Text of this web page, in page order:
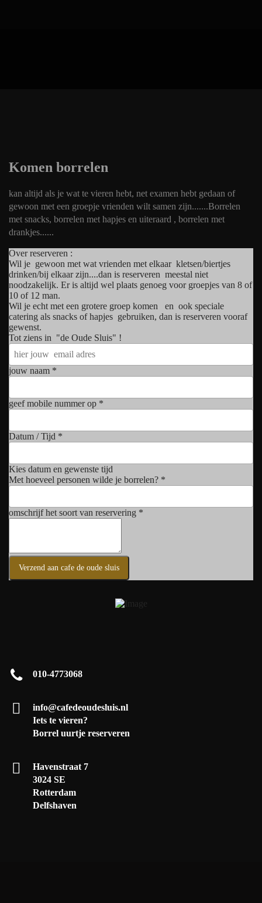
Komen borrelen
kan altijd als je wat te vieren hebt, net examen hebt gedaan of
gewoon met een groepje vrienden wilt samen zijn.......Borrelen
met snacks, borrelen met hapjes en uiteraard , borrelen met
drankjes......
Over reserveren :
Wil je gewoon met wat vrienden met elkaar kletsen/biertjes
drinken/bij elkaar zijn....dan is reserveren meestal niet
noodzakelijk. Er is altijd wel plaats genoeg voor groepjes van 8 of
10 of 12 man.
Wil je echt met een grotere groep komen en ook speciale
catering als snacks of hapjes gebruiken, dan is reserveren vooraf
gewenst.
Tot ziens in "de Oude Sluis" !
jouw naam *
geef mobile nummer op *
Datum / Tijd *
Kies datum en gewenste tijd
Met hoeveel personen wilde je borrelen? *
omschrijf het soort van reservering *
Verzend aan cafe de oude sluis
010-4773068
info@cafedeoudesluis.nl
Iets te vieren?
Borrel uurtje reserveren
Havenstraat 7
3024 SE
Rotterdam
Delfshaven